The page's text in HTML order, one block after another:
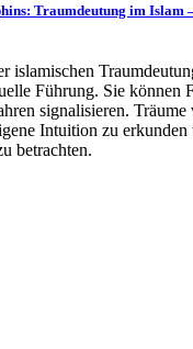
Traumdeutung im Islam
islamischen
Führung. Sie können
signalisieren.
Intuition zu erkunden
betrachten.